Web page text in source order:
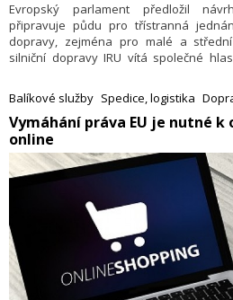
Evropský parlament předložil
připravuje půdu pro třístranná
dopravy, zejména pro malé a
silniční dopravy IRU vítá společné
dopravu a cestovní ruch (TRAN) o
o návrhu CountEmissionsEU.
Balíkové služby Spedice, logistika
​Vymáhání práva EU je nutné k
online